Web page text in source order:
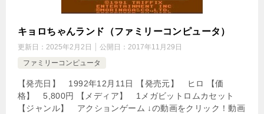
キョロちゃんランド（ファミリーコンピュータ）
更新日： 2025年2月2日 公開日： 2017年11月29日
ファミリーコンピュータ
【発売日】 1992年12月11日 【発売元】 ヒロ 【価
格】 5,800円 【メディア】 1メガビットロムカセット
【ジャンル】 アクションゲーム ↓の動画をクリック！動画